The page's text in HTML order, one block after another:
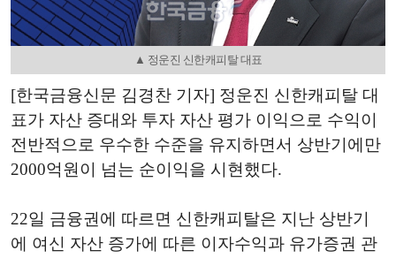
▲ 정운진 신한캐피탈 대표
[한국금융신문 김경찬 기자] 정운진 신한캐피탈 대
표가 자산 증대와 투자 자산 평가 이익으로 수익이
전반적으로 우수한 수준을 유지하면서 상반기에만
2000억원이 넘는 순이익을 시현했다.
22일 금융권에 따르면 신한캐피탈은 지난 상반기
에 여신 자산 증가에 따른 이자수익과 유가증권 관